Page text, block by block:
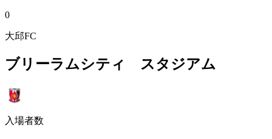
0
大邱FC
ブリーラムシティ スタジアム
入場者数